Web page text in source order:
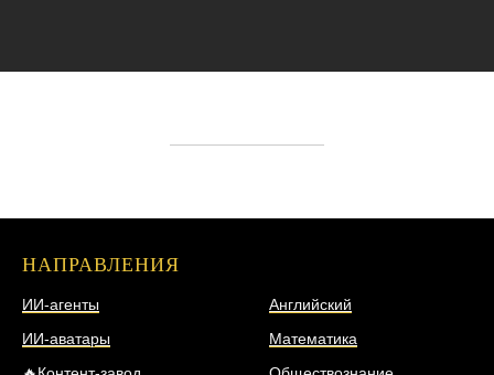
НАПРАВЛЕНИЯ
ИИ-агенты
ИИ-аватары
Английский
Математика